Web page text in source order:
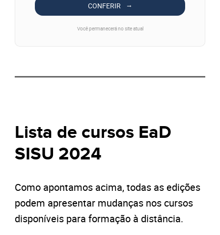
CONFERIR
Você permanecerá no site atual
Lista de cursos EaD
SISU 2024
Como apontamos acima, todas as edições
podem apresentar mudanças nos cursos
disponíveis para formação à distância.